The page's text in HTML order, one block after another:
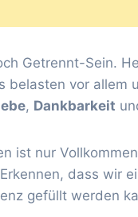
Getrennt-Sein.
belasten vor allem
, Dankbarkeit
ist nur
dass wir
gefüllt werden